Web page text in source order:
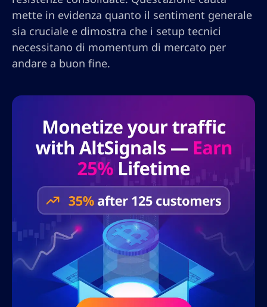
mette in evidenza quanto il sentiment generale
sia cruciale e dimostra che i setup tecnici
necessitano di momentum di mercato per
andare a buon fine.